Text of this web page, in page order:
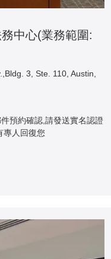
中心(業務範圍:
3, Ste. 110, Austin,
預約確認,請發送實名認證
專人回復您